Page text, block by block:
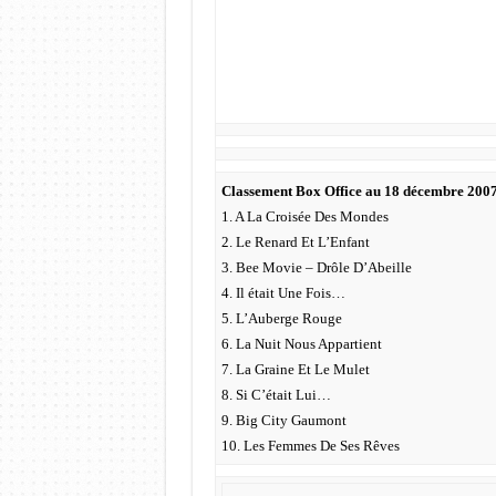
Classement Box Office au 18 décembre
1. A La Croisée Des Mondes
2. Le Renard Et L’Enfant
3. Bee Movie – Drôle D’Abeille
4. Il était Une Fois…
5. L’Auberge Rouge
6. La Nuit Nous Appartient
7. La Graine Et Le Mulet
8. Si C’était Lui…
9. Big City Gaumont
10. Les Femmes De Ses Rêves